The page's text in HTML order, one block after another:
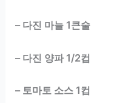
– 다진 마늘 1큰술
– 다진 양파 1/2컵
– 토마토 소스 1컵